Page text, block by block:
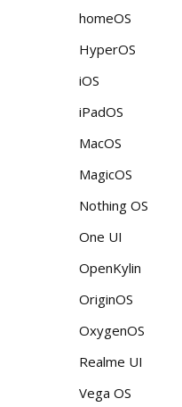
homeOS
HyperOS
iOS
iPadOS
MacOS
MagicOS
Nothing OS
One UI
OpenKylin
OriginOS
OxygenOS
Realme UI
Vega OS